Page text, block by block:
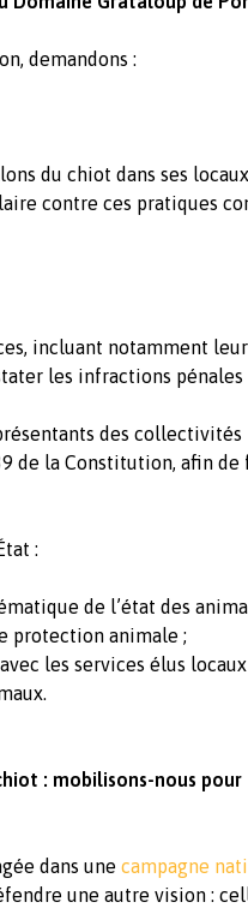
, demandons :
du chiot dans ses locaux
contre ces pratiques
, incluant notamment leur
les infractions pénales
des collectivités
de la Constitution, afin de
:
de l’état des
protection animale ;
avec les services élus locaux
.
: mobilisons-nous pour
dans une campagne
une autre vision :